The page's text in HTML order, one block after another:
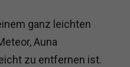
ganz leichten
Auna
zu entfernen ist.